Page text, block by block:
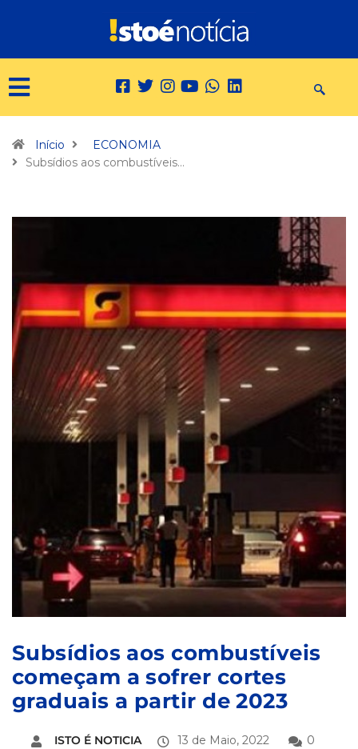
Início
ECONOMIA
Subsídios aos combustíveis…
Subsídios aos combustíveis
começam a sofrer cortes
graduais a partir de 2023
ISTO É NOTICIA 13 de Maio, 2022
0